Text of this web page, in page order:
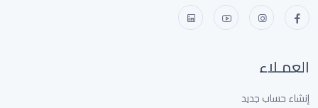
العمـلاء
إنشاء حساب جديد